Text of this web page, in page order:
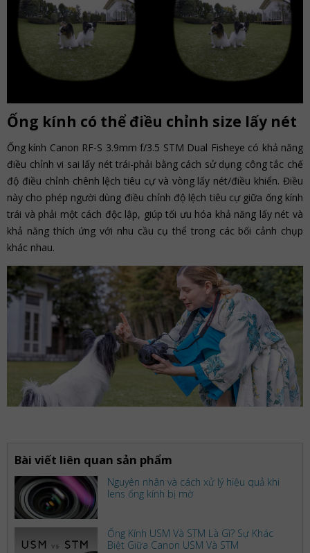
Ống kính có thể điều chỉnh size lấy nét
Ống kính Canon RF-S 3.9mm f/3.5 STM Dual Fisheye có khả năng
điều chỉnh vi sai lấy nét trái-phải bằng cách sử dụng công tắc chế
độ điều chỉnh chênh lệch tiêu cự và vòng lấy nét/điều khiển. Điều
này cho phép người dùng điều chỉnh độ lệch tiêu cự giữa ống kính
trái và phải một cách độc lập, giúp tối ưu hóa khả năng lấy nét và
khả năng thích ứng với nhu cầu cụ thể trong các bối cảnh chụp
khác nhau.
Bài viết liên quan sản phẩm
Nguyên nhân và cách xử lý hiệu quả khi
lens ống kính bị mờ
Ống Kính USM Và STM Là Gì? Sự Khác
Biệt Giữa Canon USM Và STM